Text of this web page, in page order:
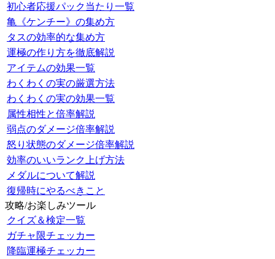
初心者応援パック当たり一覧
亀《ケンチー》の集め方
タスの効率的な集め方
運極の作り方を徹底解説
アイテムの効果一覧
わくわくの実の厳選方法
わくわくの実の効果一覧
属性相性と倍率解説
弱点のダメージ倍率解説
怒り状態のダメージ倍率解説
効率のいいランク上げ方法
メダルについて解説
復帰時にやるべきこと
攻略/お楽しみツール
クイズ＆検定一覧
ガチャ限チェッカー
降臨運極チェッカー